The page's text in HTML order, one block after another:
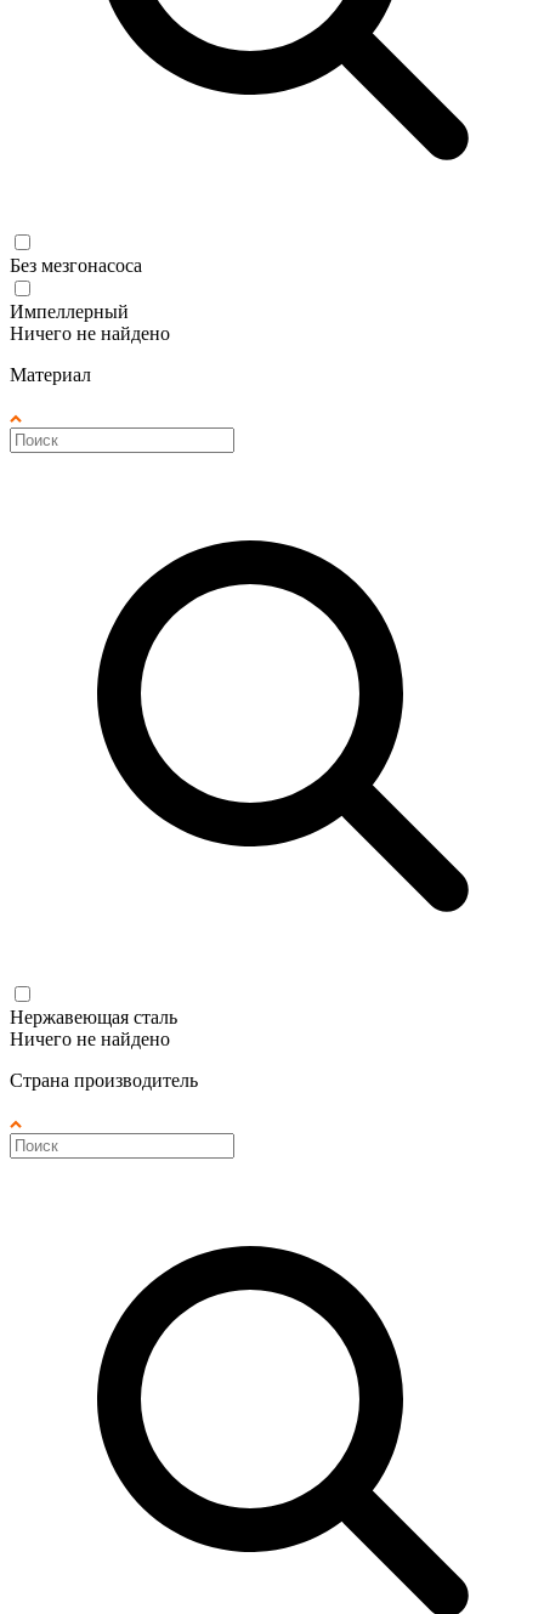
Без мезгонасоса
Импеллерный
Ничего не найдено
Материал
Нержавеющая сталь
Ничего не найдено
Страна производитель